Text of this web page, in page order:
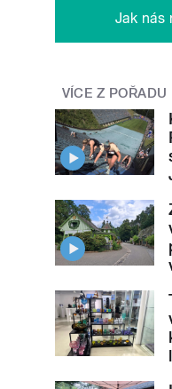
Jak nás
VÍCE Z POŘADU